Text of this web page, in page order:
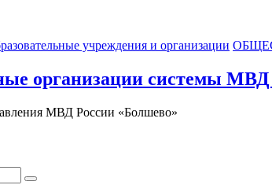
учреждения и организации
организации системы МВД
МВД России «Болшево»
Поиск